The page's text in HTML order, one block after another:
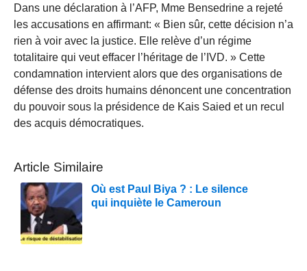
Dans une déclaration à l’AFP, Mme Bensedrine a rejeté
les accusations en affirmant: « Bien sûr, cette décision n’a
rien à voir avec la justice. Elle relève d’un régime
totalitaire qui veut effacer l’héritage de l’IVD. » Cette
condamnation intervient alors que des organisations de
défense des droits humains dénoncent une concentration
du pouvoir sous la présidence de Kais Saied et un recul
des acquis démocratiques.
Article Similaire
Où est Paul Biya ? : Le silence
qui inquiète le Cameroun